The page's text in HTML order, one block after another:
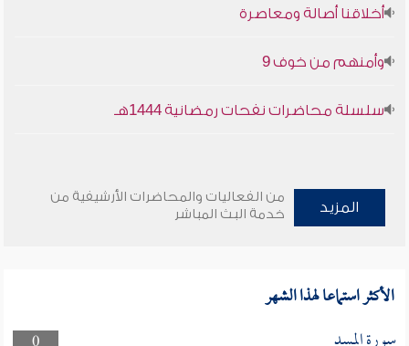
أخلاقنا أصالة ومعاصرة
وأمنهم من خوف 9
سلسلة محاضرات نفحات رمضانية 1444هـ
المزيد
من الفعاليات والمحاضرات الأرشيفية من
خدمة البث المباشر
الأكثر استماعا لهذا الشهر